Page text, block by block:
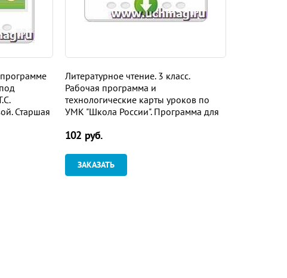
Старшая
Литературное чтение. 3 класс.
Рабочая программа и
технологические карты уроков по
УМК "Школа России". Программа для
102 руб.
ЗАКАЗАТЬ